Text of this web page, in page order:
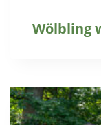
Wölbling